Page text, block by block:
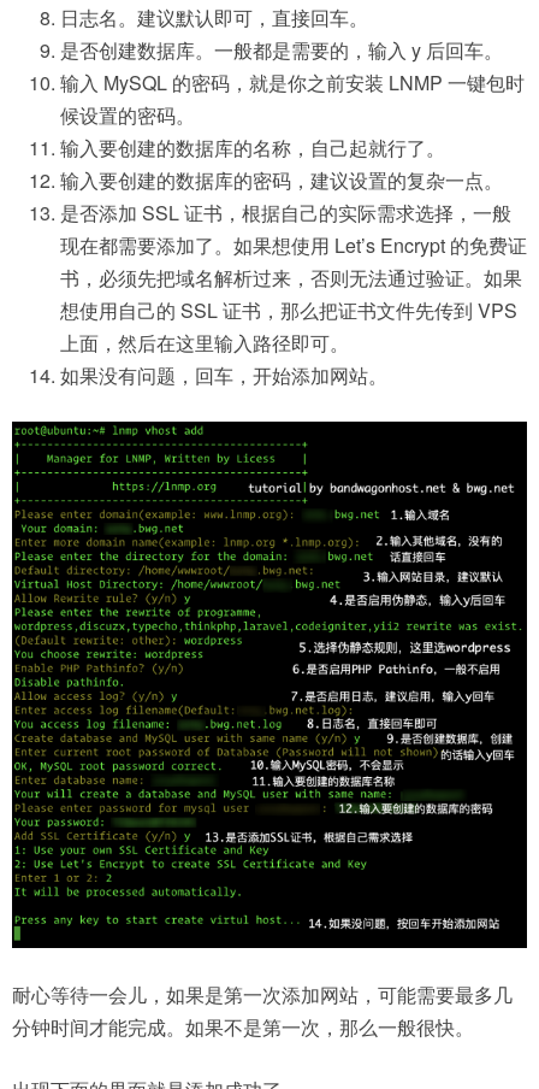
日志名。建议默认即可，直接回车。
是否创建数据库。一般都是需要的，输入 y 后回车。
输入 MySQL 的密码，就是你之前安装 LNMP 一键包时
候设置的密码。
输入要创建的数据库的名称，自己起就行了。
输入要创建的数据库的密码，建议设置的复杂一点。
是否添加 SSL 证书，根据自己的实际需求选择，一般
现在都需要添加了。如果想使用 Let’s Encrypt 的免费证
书，必须先把域名解析过来，否则无法通过验证。如果
想使用自己的 SSL 证书，那么把证书文件先传到 VPS
上面，然后在这里输入路径即可。
如果没有问题，回车，开始添加网站。
耐心等待一会儿，如果是第一次添加网站，可能需要最多几
分钟时间才能完成。如果不是第一次，那么一般很快。